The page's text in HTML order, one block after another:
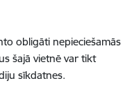
obligāti nepieciešamās
šajā vietnē var tikt
sīkdatnes.